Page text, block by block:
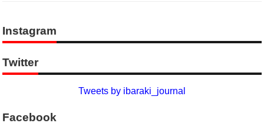
Instagram
Twitter
Tweets by ibaraki_journal
Facebook